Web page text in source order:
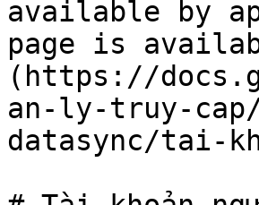
available by
page is
(https://
an-ly-truy-
datasync/tai-